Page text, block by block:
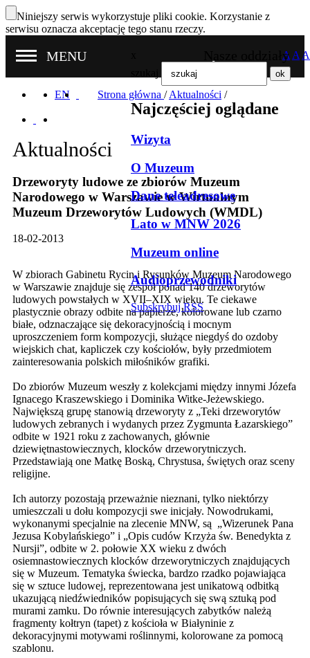
Niniejszy serwis wykorzystuje pliki cookie. Korzystanie z
serwisu oznacza akceptację tego stanu rzeczy.
Nasze oddziały
MENU
Najczęściej oglądane
Wizyta
O Muzeum
Dane teleadresowe
Lato w MNW 2026
Muzeum online
Audioprzewodniki
Subskrybuj RSS
A A A
EN Strona główna / Aktualności /
Aktualności
Drzeworyty ludowe ze zbiorów Muzeum
Narodowego w Warszawie w Wirtualnym
Muzeum Drzeworytów Ludowych (WMDL)
18-02-2013
W zbiorach Gabinetu Rycin i Rysunków Muzeum Narodowego
w Warszawie znajduje się zespół ponad 140 drzeworytów
ludowych powstałych w XVII–XIX wieku. Te ciekawe
plastycznie obrazy odbite na papierze, kolorowane lub czarno
białe, odznaczające się dekoracyjnością i mocnym
uproszczeniem form kompozycji, służące niegdyś do ozdoby
wiejskich chat, kapliczek czy kościołów, były przedmiotem
zainteresowania polskich miłośników grafiki.
Do zbiorów Muzeum weszły z kolekcjami między innymi Józefa
Ignacego Kraszewskiego i Dominika Witke-Jeżewskiego.
Największą grupę stanowią drzeworyty z „Teki drzeworytów
ludowych zebranych i wydanych przez Zygmunta Łazarskiego”
odbite w 1921 roku z zachowanych, głównie
dziewiętnastowiecznych, klocków drzeworytniczych.
Przedstawiają one Matkę Boską, Chrystusa, świętych oraz sceny
religijne.
Ich autorzy pozostają przeważnie nieznani, tylko niektórzy
umieszczali u dołu kompozycji swe inicjały. Nowodrukami,
wykonanymi specjalnie na zlecenie MNW, są „Wizerunek Pana
Jezusa Kobylańskiego” i „Opis cudów Krzyża św. Benedykta z
Nursji”, odbite w 2. połowie XX wieku z dwóch
osiemnastowiecznych klocków drzeworytniczych znajdujących
się w Muzeum. Tematyka świecka, bardzo rzadko pojawiająca
się w sztuce ludowej, reprezentowana jest unikatową odbitką
ukazującą niedźwiedników popisujących się swą sztuką pod
murami zamku. Do równie interesujących zabytków należą
fragmenty kołtryn (tapet) z kościoła w Białyninie z
dekoracyjnymi motywami roślinnymi, kolorowane za pomocą
szablonu.